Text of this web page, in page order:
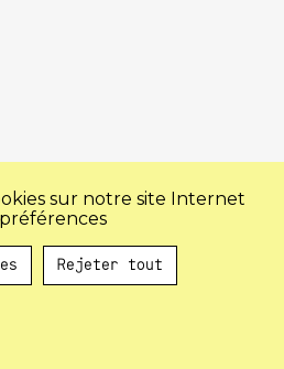
sur notre site Internet
Rejeter tout